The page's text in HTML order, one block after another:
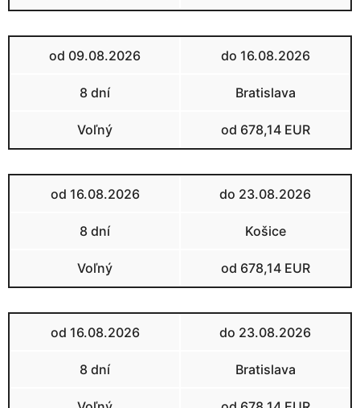
od 09.08.2026 do 16.08.2026
8 dní Bratislava
Voľný od 678,14 EUR
od 16.08.2026 do 23.08.2026
8 dní Košice
Voľný od 678,14 EUR
od 16.08.2026 do 23.08.2026
8 dní Bratislava